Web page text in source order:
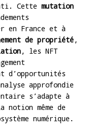
Cette mutation
en France et à
de propriété,
, les NFT
d’opportunités
approfondie
s’adapte à
même de
numérique.